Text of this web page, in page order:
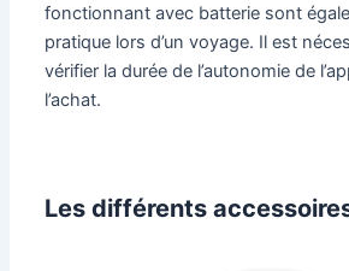
fonctionnant avec batterie sont
pratique lors d’un voyage. Il est
vérifier la durée de l’autonomie de
l’achat.
Les différents